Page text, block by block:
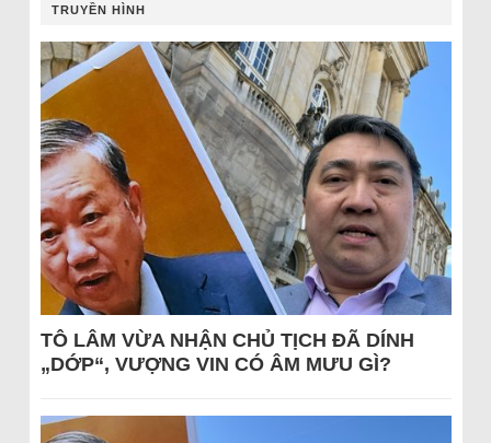
TRUYỀN HÌNH
TÔ LÂM VỪA NHẬN CHỦ TỊCH ĐÃ DÍNH
„DỚP“, VƯỢNG VIN CÓ ÂM MƯU GÌ?